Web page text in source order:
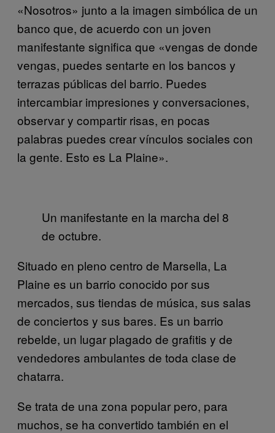
«Nosotros» junto a la imagen simbólica de un
banco que, de acuerdo con un joven
manifestante significa que «vengas de donde
vengas, puedes sentarte en los bancos y
terrazas públicas del barrio. Puedes
intercambiar impresiones y conversaciones,
observar y compartir risas, en pocas
palabras puedes crear vínculos sociales con
la gente. Esto es La Plaine».
Un manifestante en la marcha del 8
de octubre.
Situado en pleno centro de Marsella, La
Plaine es un barrio conocido por sus
mercados, sus tiendas de música, sus salas
de conciertos y sus bares. Es un barrio
rebelde, un lugar plagado de grafitis y de
vendedores ambulantes de toda clase de
chatarra.
Se trata de una zona popular pero, para
muchos, se ha convertido también en el